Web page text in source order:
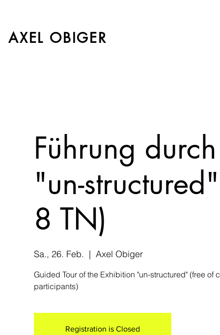
AXEL OBIGER
Führung
"un-
8 TN)
Sa., 26. Feb.
  |
Axel Obiger
Guided Tour of the Exhibition "un-structured" (free of
participants)
Registration is Closed